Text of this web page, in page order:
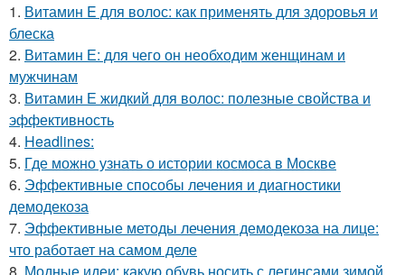
1. Витамин E для волос: как применять для здоровья и
блеска
2. Витамин Е: для чего он необходим женщинам и
мужчинам
3. Витамин Е жидкий для волос: полезные свойства и
эффективность
4. Headlines:
5. Где можно узнать о истории космоса в Москве
6. Эффективные способы лечения и диагностики
демодекоза
7. Эффективные методы лечения демодекоза на лице:
что работает на самом деле